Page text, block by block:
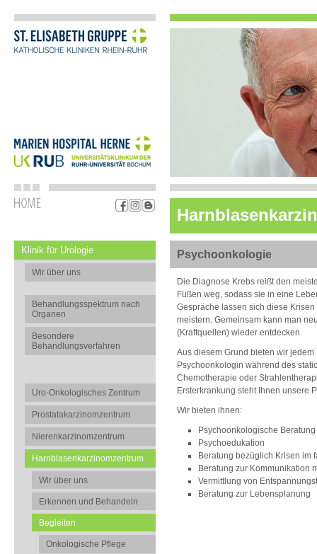
Klinik für Urologie
Wir über uns
Behandlungsspektrum nach
Organen
Besondere
Behandlungsverfahren
Uro-Onkologisches Zentrum
Prostatakarzinomzentrum
Nierenkarzinomzentrum
Harnblasenkarzinomzentrum
Wir über uns
Erkennen und Behandeln
Begleiten
Onkologische Pflege
Psychoonkologie
Die Diagnose Krebs reißt den
Füßen weg, sodass sie in eine
Gespräche lassen sich diese
meistern. Gemeinsam kann man
(Kraftquellen) wieder entdecken.
Aus diesem Grund bieten wir
Psychoonkologin während des
Chemotherapie oder
Ersterkrankung steht Ihnen unsere
Wir bieten ihnen:
Psychoonkologische Beratung
Psychoedukation
Beratung bezüglich Krisen im
Beratung zur Kommunikation
Vermittlung von
Beratung zur Lebensplanung